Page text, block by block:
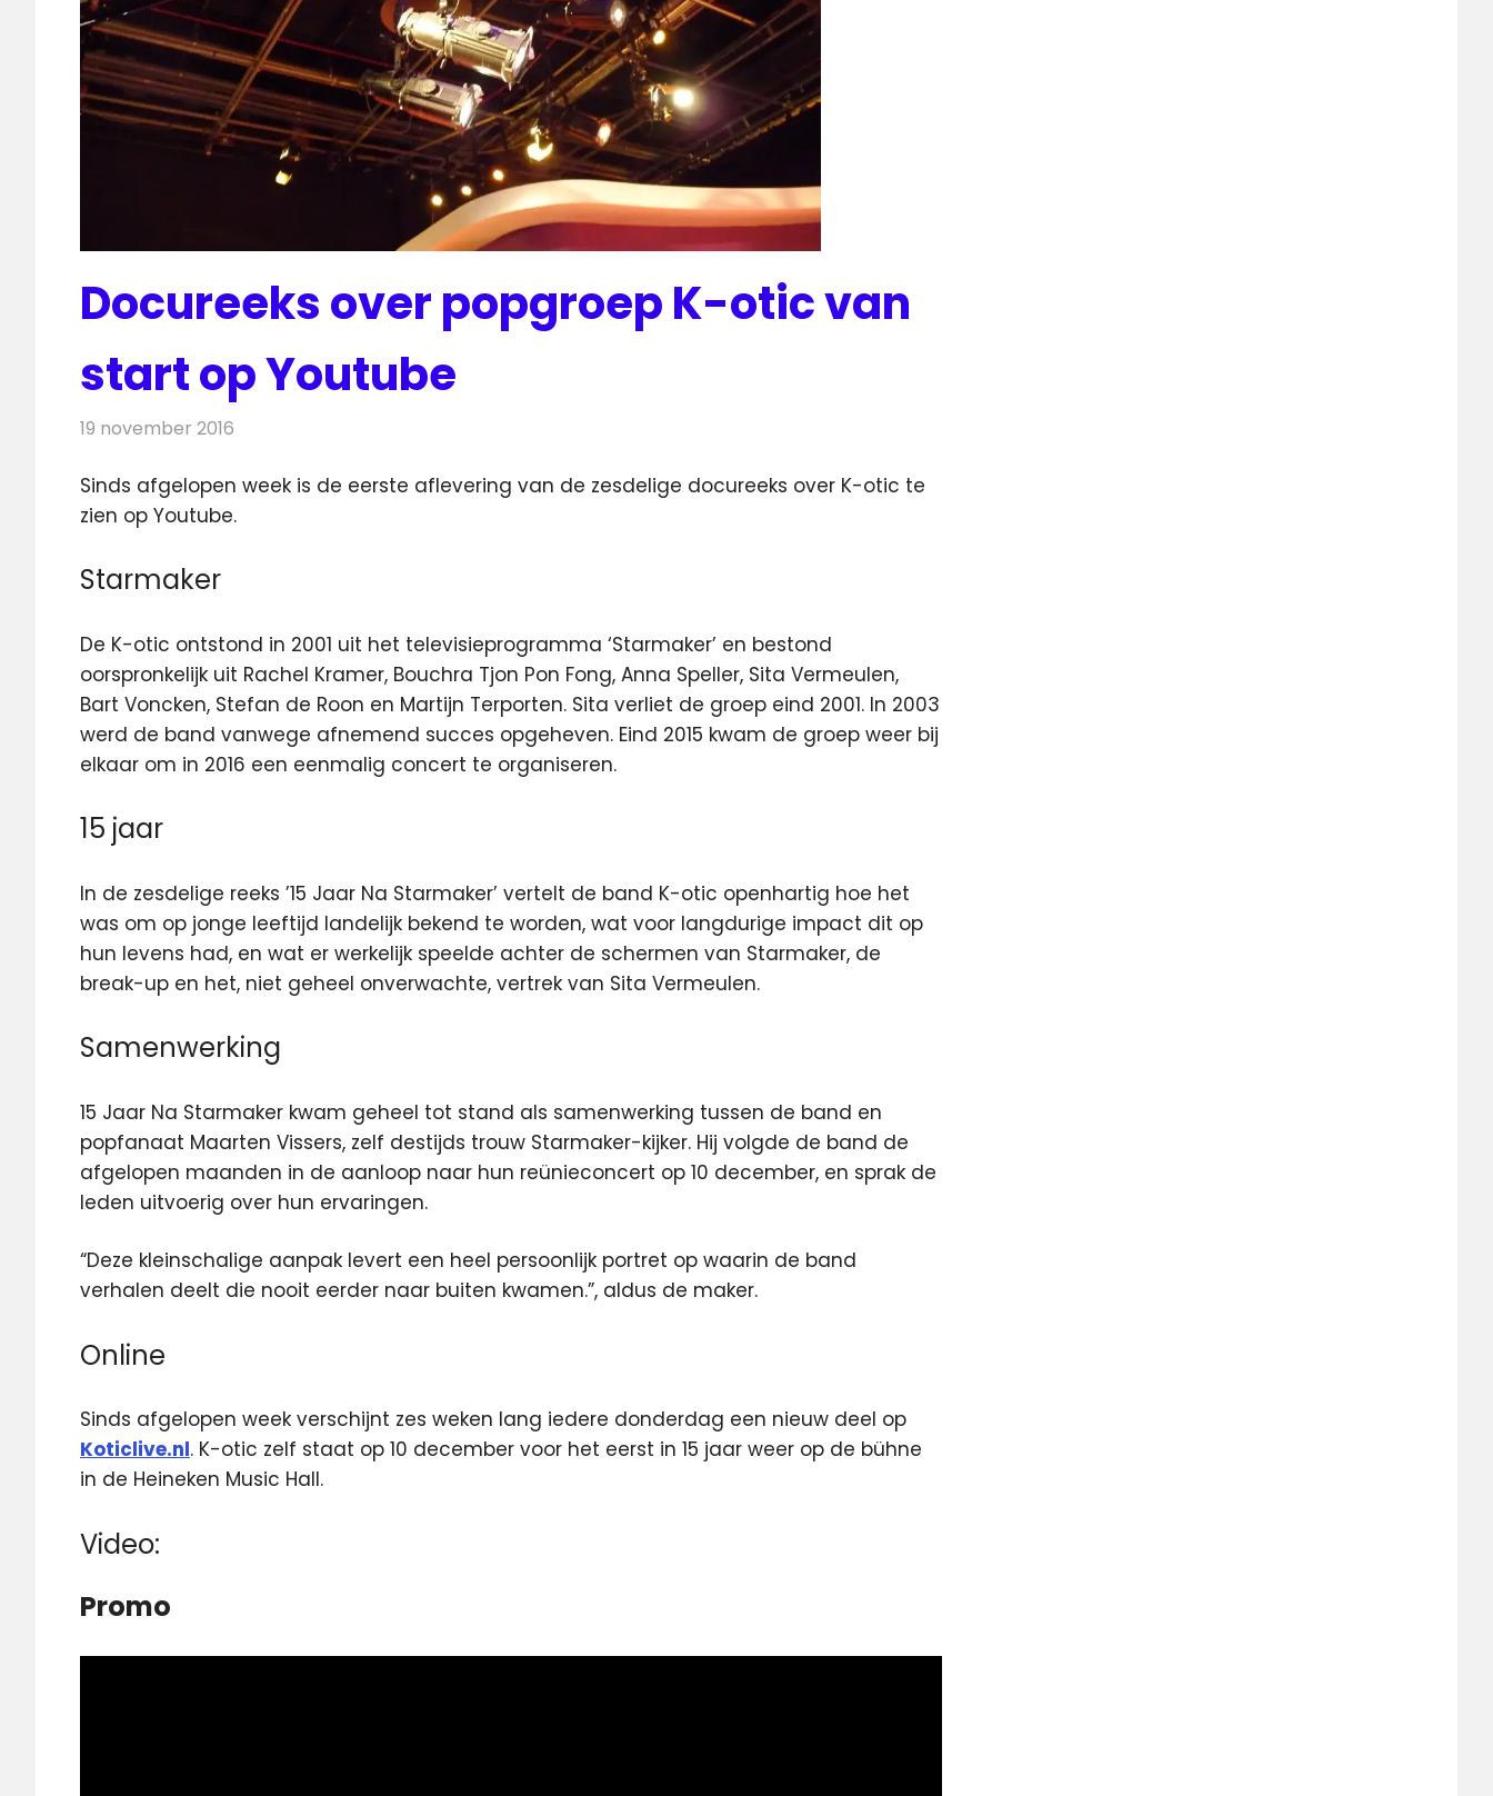
Docureeks over popgroep K-otic van
start op Youtube
19 november 2016
Sinds afgelopen week is de eerste aflevering van de zesdelige docureeks over K-otic te
zien op Youtube.
Starmaker
De K-otic ontstond in 2001 uit het televisieprogramma ‘Starmaker’ en bestond
oorspronkelijk uit Rachel Kramer, Bouchra Tjon Pon Fong, Anna Speller, Sita Vermeulen,
Bart Voncken, Stefan de Roon en Martijn Terporten. Sita verliet de groep eind 2001. In 2003
werd de band vanwege afnemend succes opgeheven. Eind 2015 kwam de groep weer bij
elkaar om in 2016 een eenmalig concert te organiseren.
15 jaar
In de zesdelige reeks ’15 Jaar Na Starmaker’ vertelt de band K-otic openhartig hoe het
was om op jonge leeftijd landelijk bekend te worden, wat voor langdurige impact dit op
hun levens had, en wat er werkelijk speelde achter de schermen van Starmaker, de
break-up en het, niet geheel onverwachte, vertrek van Sita Vermeulen.
Samenwerking
15 Jaar Na Starmaker kwam geheel tot stand als samenwerking tussen de band en
popfanaat Maarten Vissers, zelf destijds trouw Starmaker-kijker. Hij volgde de band de
afgelopen maanden in de aanloop naar hun reünieconcert op 10 december, en sprak de
leden uitvoerig over hun ervaringen.
“Deze kleinschalige aanpak levert een heel persoonlijk portret op waarin de band
verhalen deelt die nooit eerder naar buiten kwamen.”, aldus de maker.
Online
Sinds afgelopen week verschijnt zes weken lang iedere donderdag een nieuw deel op
Koticlive.nl. K-otic zelf staat op 10 december voor het eerst in 15 jaar weer op de bühne
in de Heineken Music Hall.
Video:
Promo